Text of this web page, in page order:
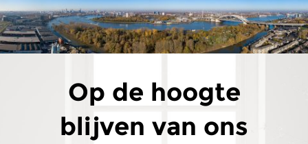
Op de hoogte
blijven van ons